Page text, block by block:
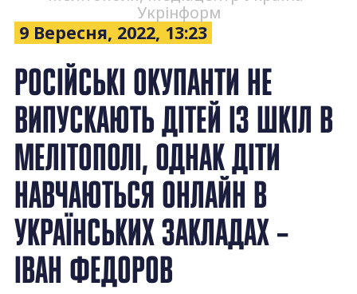
Укрінформ
9 Вересня, 2022, 13:23
РОСІЙСЬКІ ОКУПАНТИ НЕ
ВИПУСКАЮТЬ ДІТЕЙ ІЗ ШКІЛ В
МЕЛІТОПОЛІ, ОДНАК ДІТИ
НАВЧАЮТЬСЯ ОНЛАЙН В
УКРАЇНСЬКИХ ЗАКЛАДАХ –
ІВАН ФЕДОРОВ